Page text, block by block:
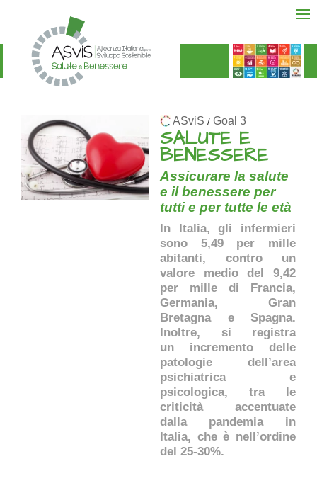
ASviS / Goal 3
SALUTE E
BENESSERE
Assicurare la salute
e il benessere per
tutti e per tutte le età
In Italia, gli infermieri
sono 5,49 per mille
abitanti, contro un
valore medio del 9,42
per mille di Francia,
Germania, Gran
Bretagna e Spagna.
Inoltre, si registra
un incremento delle
patologie dell’area
psichiatrica e
psicologica, tra le
criticità accentuate
dalla pandemia in
Italia, che è nell’ordine
del 25-30%.